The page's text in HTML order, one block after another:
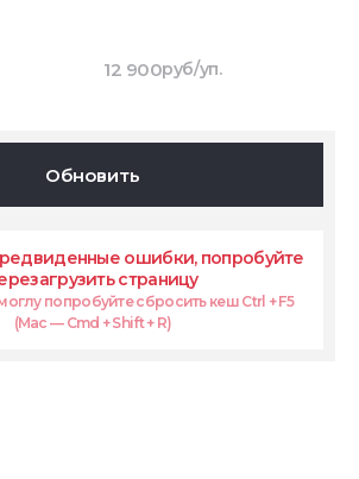
12 900руб/уп.
Обновить
ошибки, попробуйте
страницу
попробуйте сбросить кеш Ctrl + F5
(Mac — Cmd + Shift + R)